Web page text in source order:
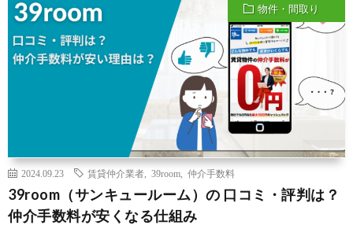
物件・間取り
2024.09.23 賃貸仲介業者 39room 仲介手数料
39room（サンキュールーム）の 口コミ・評判は？
仲介手数料が安くなる仕組み